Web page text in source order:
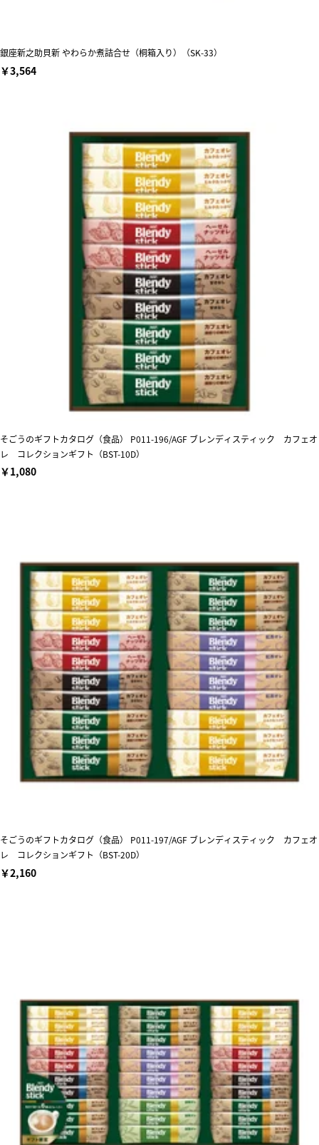
銀座新之助貝新 やわらか煮詰合せ（桐箱入り）（SK-33）
￥3,564
そごうのギフトカタログ（食品） P011-196/AGF ブレンディスティック カフェオ
レ コレクションギフト（BST-10D）
￥1,080
そごうのギフトカタログ（食品） P011-197/AGF ブレンディスティック カフェオ
レ コレクションギフト（BST-20D）
￥2,160